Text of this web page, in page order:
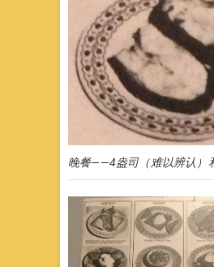
晚餐——4盎司（难以辨认）